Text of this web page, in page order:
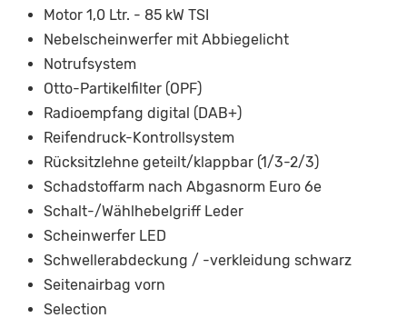
Motor 1,0 Ltr. - 85 kW TSI
Nebelscheinwerfer mit Abbiegelicht
Notrufsystem
Otto-Partikelfilter (OPF)
Radioempfang digital (DAB+)
Reifendruck-Kontrollsystem
Rücksitzlehne geteilt/klappbar (1/3-2/3)
Schadstoffarm nach Abgasnorm Euro 6e
Schalt-/Wählhebelgriff Leder
Scheinwerfer LED
Schwellerabdeckung / -verkleidung schwarz
Seitenairbag vorn
Selection